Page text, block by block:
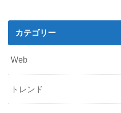
カテゴリー
Web
トレンド